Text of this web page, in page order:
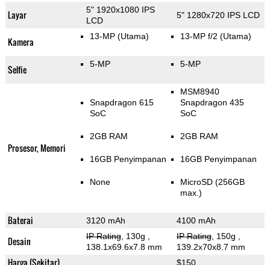
Layar
5" 1920x1080 IPS
LCD
5" 1280x720 IPS LCD
Kamera 13-MP (Utama) 13-MP f/2 (Utama)
Selfie 5-MP 5-MP
Prosesor, Memori
Snapdragon 615
SoC
2GB RAM
16GB Penyimpanan
None
MSM8940
Snapdragon 435
SoC
2GB RAM
16GB Penyimpanan
MicroSD (256GB
max.)
Baterai 3120 mAh 4100 mAh
Desain IP Rating, 130g
138.1x69.6x7.8 mm
IP Rating, 150g
139.2x70x8.7 mm
Harga (Sekitar) $150